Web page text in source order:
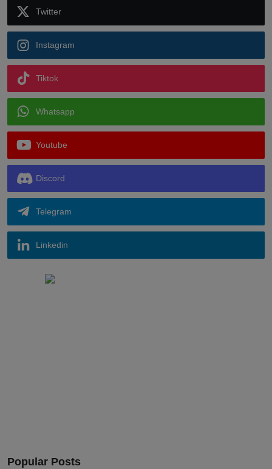
Twitter
Instagram
Tiktok
Whatsapp
Youtube
Discord
Telegram
Linkedin
Popular Posts